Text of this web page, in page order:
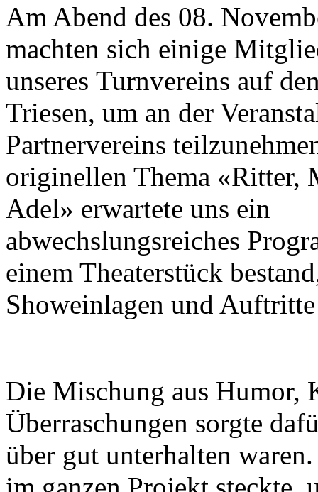
Am Abend des 08.
machten sich einige
unseres Turnvereins auf
Triesen, um an der
Partnervereins
originellen Thema «Ritter,
Adel» erwartete uns ein
abwechslungsreiches
einem Theaterstück
Showeinlagen und
Die Mischung aus Humor,
Überraschungen sorgte
über gut unterhalten